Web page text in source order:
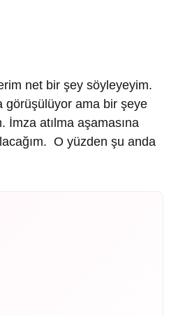
net bir şey söyleyeyim.
görüşülüyor ama bir şeye
atılma aşamasına
O yüzden şu anda